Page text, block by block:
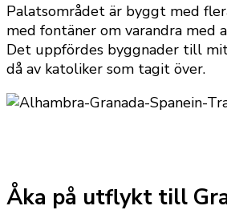
Palatsområdet är byggt med
med fontäner om varandra med
Det uppfördes byggnader till
då av katoliker som tagit över.
Åka på utflykt till